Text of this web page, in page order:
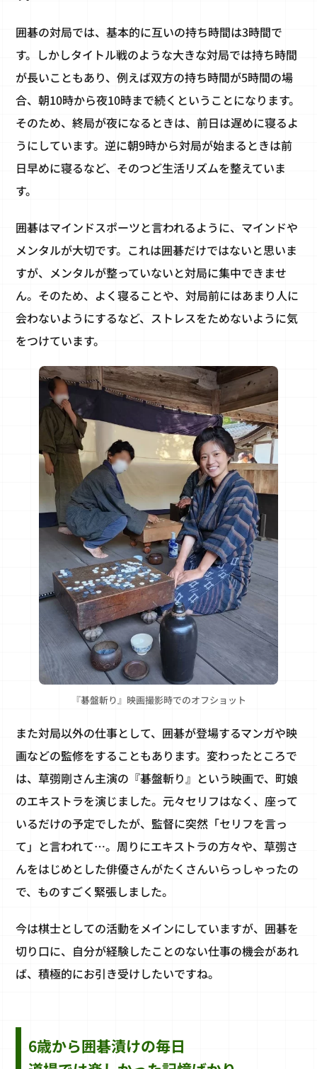
囲碁の対局では、基本的に互いの持ち時間は3時間で
す。しかしタイトル戦のような大きな対局では持ち時間
が長いこともあり、例えば双方の持ち時間が5時間の場
合、朝10時から夜10時まで続くということになります。
そのため、終局が夜になるときは、前日は遅めに寝るよ
うにしています。逆に朝9時から対局が始まるときは前
日早めに寝るなど、そのつど生活リズムを整えていま
す。
囲碁はマインドスポーツと言われるように、マインドや
メンタルが大切です。これは囲碁だけではないと思いま
すが、メンタルが整っていないと対局に集中できませ
ん。そのため、よく寝ることや、対局前にはあまり人に
会わないようにするなど、ストレスをためないように気
をつけています。
『碁盤斬り』映画撮影時でのオフショット
また対局以外の仕事として、囲碁が登場するマンガや映
画などの監修をすることもあります。変わったところで
は、草彅剛さん主演の『碁盤斬り』という映画で、町娘
のエキストラを演じました。元々セリフはなく、座って
いるだけの予定でしたが、監督に突然「セリフを言っ
て」と言われて…。周りにエキストラの方々や、草彅さ
んをはじめとした俳優さんがたくさんいらっしゃったの
で、ものすごく緊張しました。
今は棋士としての活動をメインにしていますが、囲碁を
切り口に、自分が経験したことのない仕事の機会があれ
ば、積極的にお引き受けしたいですね。
6歳から囲碁漬けの毎日